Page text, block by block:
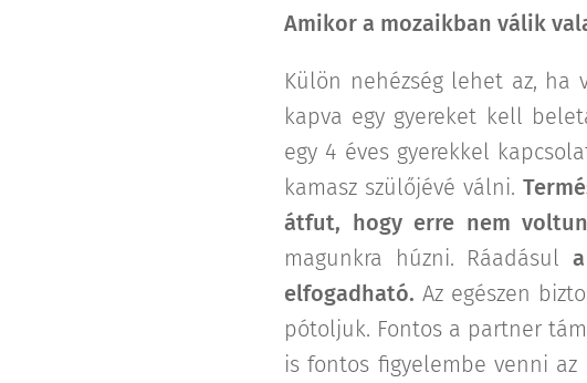
Amikor a mozaikban válik
Külön nehézség lehet az, ha
kapva egy gyereket kell
egy 4 éves gyerekkel
kamasz szülőjévé válni.
átfut, hogy erre nem
magunkra húzni. Ráadásul
elfogadható. Az egészen
pótoljuk. Fontos a partner
is fontos figyelembe venni